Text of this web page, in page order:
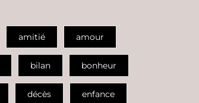
amitié amour
bilan bonheur
décès enfance